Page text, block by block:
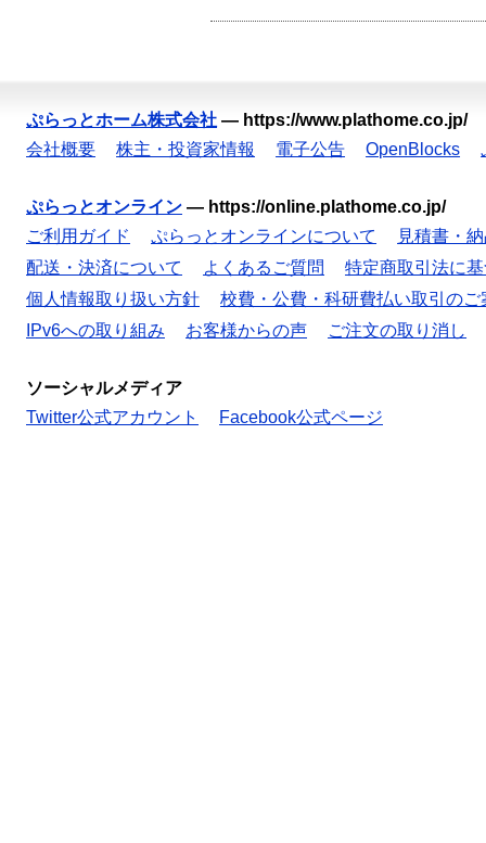
ぷらっとホーム株式会社 — https://www.plathome.co.jp/
会社概要
株主・投資家情報 電子公告 OpenBlocks
ぷらっとオンライン — https://online.plathome.co.jp/
ご利用ガイド
ぷらっとオンラインについて
見積書・
配送・決済について
よくあるご質問
特定商取引法に
個人情報取り扱い方針
校費・公費・科研費払い取引のご
IPv6への取り組み
お客様からの声 ご注文の取り消し
ソーシャルメディア
Twitter公式アカウント
Facebook公式ページ